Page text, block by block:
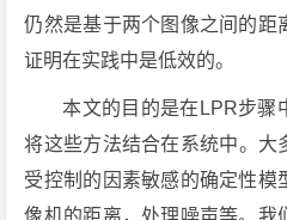
仍然是基于两个图像之间的距
证明在实践中是低效的。
本文的目的是在LPR步骤
将这些方法结合在系统中。大
受控制的因素敏感的确定性模
像机的距离，处理噪声等。我